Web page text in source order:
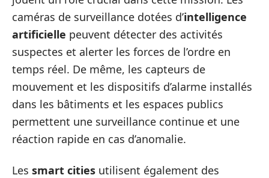
caméras de surveillance dotées d’intelligence
artificielle peuvent détecter des activités
suspectes et alerter les forces de l’ordre en
temps réel. De même, les capteurs de
mouvement et les dispositifs d’alarme installés
dans les bâtiments et les espaces publics
permettent une surveillance continue et une
réaction rapide en cas d’anomalie.
Les smart cities utilisent également des